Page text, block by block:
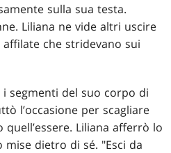
sulla sua testa.
Liliana ne vide altri uscire
affilate che stridevano sui
segmenti del suo corpo di
l’occasione per scagliare
Liliana afferrò lo
dietro di sé. "Esci da